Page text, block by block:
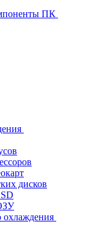
ПК
дисков
охлаждения